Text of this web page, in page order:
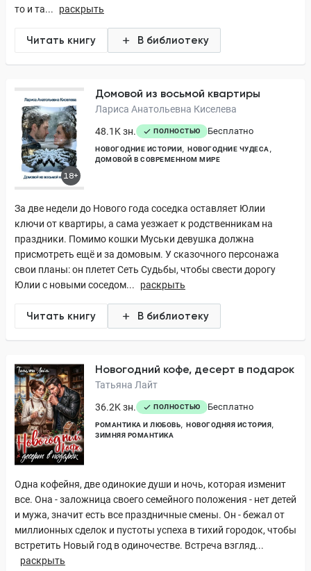
то и та...
раскрыть
Читать книгу В библиотеку
18+
Домовой из восьмой квартиры
Лариса Анатольевна Киселева
48.1K зн.
ПОЛНОСТЬЮ Бесплатно
НОВОГОДНИЕ ИСТОРИИ
НОВОГОДНИЕ ЧУДЕСА
ДОМОВОЙ В СОВРЕМЕННОМ МИРЕ
За две недели до Нового года соседка оставляет Юлии
ключи от квартиры, а сама уезжает к родственникам на
праздники. Помимо кошки Муськи девушка должна
присмотреть ещё и за домовым. У сказочного персонажа
свои планы: он плетет Сеть Судьбы, чтобы свести дорогу
Юлии с новыми соседом...
раскрыть
Читать книгу В библиотеку
Новогодний кофе, десерт в подарок
Татьяна Лайт
36.2K зн.
ПОЛНОСТЬЮ Бесплатно
РОМАНТИКА И ЛЮБОВЬ
НОВОГОДНЯЯ ИСТОРИЯ
ЗИМНЯЯ РОМАНТИКА
Одна кофейня, две одинокие души и ночь, которая изменит
все. Она - заложница своего семейного положения - нет детей
и мужа, значит есть все праздничные смены. Он - бежал от
миллионных сделок и пустоты успеха в тихий городок, чтобы
встретить Новый год в одиночестве. Встреча взгляд...
раскрыть